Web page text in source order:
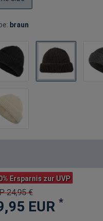
braun
Ersparnis zur UVP
24,95 €
EUR *